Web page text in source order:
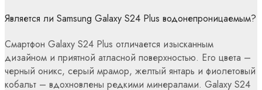
Является ли Samsung Galaxy S24 Plus водонепроницаемым?
Смартфон Galaxy S24 Plus отличается изысканным
дизайном и приятной атласной поверхностью. Его цвета –
черный оникс, серый мрамор, желтый янтарь и фиолетовый
кобальт – вдохновлены редкими минералами. Galaxy S24